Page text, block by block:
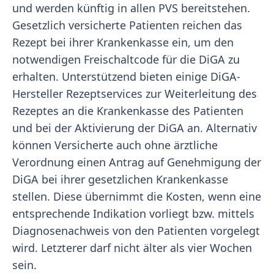
und werden künftig in allen PVS bereitstehen.
Gesetzlich versicherte Patienten reichen das
Rezept bei ihrer Krankenkasse ein, um den
notwendigen Freischaltcode für die DiGA zu
erhalten. Unterstützend bieten einige DiGA-
Hersteller Rezeptservices zur Weiterleitung des
Rezeptes an die Krankenkasse des Patienten
und bei der Aktivierung der DiGA an. Alternativ
können Versicherte auch ohne ärztliche
Verordnung einen Antrag auf Genehmigung der
DiGA bei ihrer gesetzlichen Krankenkasse
stellen. Diese übernimmt die Kosten, wenn eine
entsprechende Indikation vorliegt bzw. mittels
Diagnosenachweis von den Patienten vorgelegt
wird. Letzterer darf nicht älter als vier Wochen
sein.